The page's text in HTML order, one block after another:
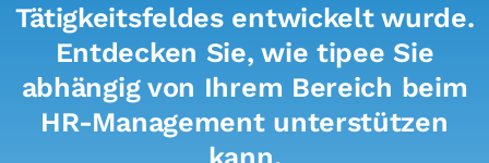
Tätigkeitsfeldes entwickelt wurde.
Entdecken Sie, wie tipee Sie
abhängig von Ihrem Bereich beim
HR-Management unterstützen